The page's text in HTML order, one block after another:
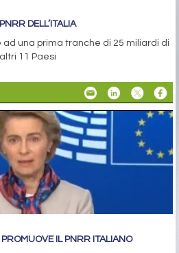
DELL’ITALIA
ad una prima tranche di 25 miliardi di
11 Paesi
IL PNRR ITALIANO